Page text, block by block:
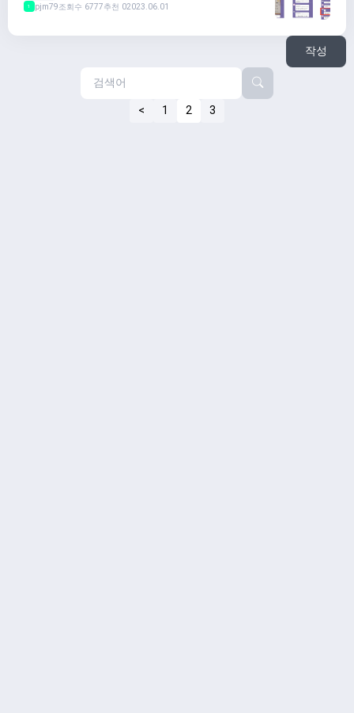
1 pjm79조회수 6777추천 02023.06.01
작성
< 1 2 3